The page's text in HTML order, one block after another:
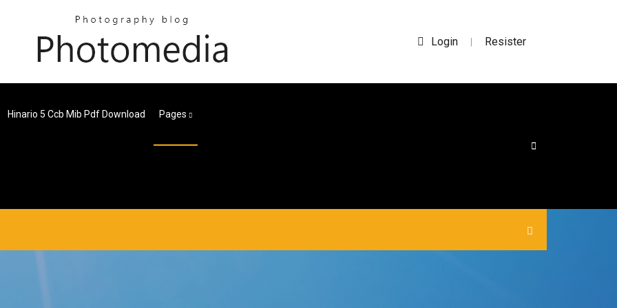
Login | Resister
Hinario 5 Ccb Mib Pdf Download Pages